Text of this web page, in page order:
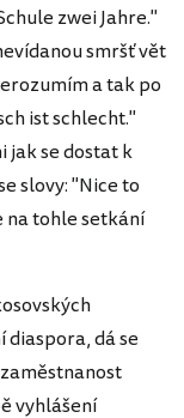
zwei Jahre."
smršť vět
a tak po
ist schlecht."
jak se dostat k
slovy: "Nice to
na tohle setkání
dá se
vyhlášení